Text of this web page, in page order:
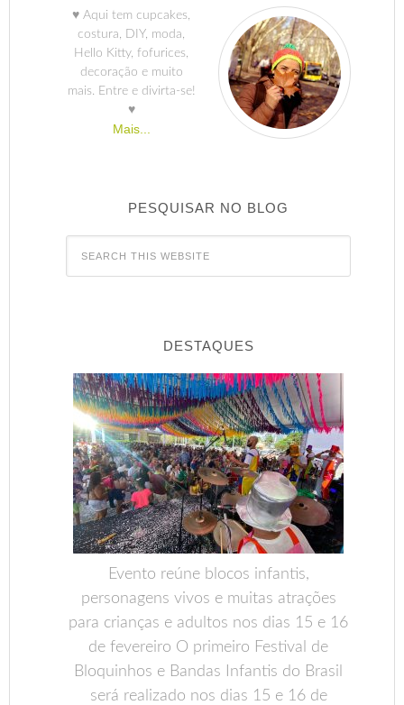
♥ Aqui tem cupcakes,
costura, DIY, moda,
Hello Kitty, fofurices,
decoração e muito
mais. Entre e divirta-se!
♥
Mais...
PESQUISAR NO BLOG
DESTAQUES
Evento reúne blocos infantis,
personagens vivos e muitas atrações
para crianças e adultos nos dias 15 e 16
de fevereiro O primeiro Festival de
Bloquinhos e Bandas Infantis do Brasil
será realizado nos dias 15 e 16 de